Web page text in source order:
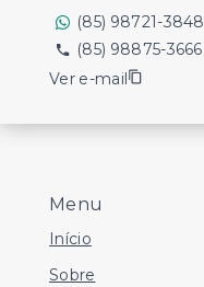
Menu
Início
Sobre
(85) 98721-3848
(85) 98875-3666
Ver e-mail